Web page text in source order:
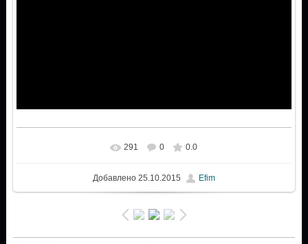
291 0 0.0
Добавлено25.10.2015 Efim